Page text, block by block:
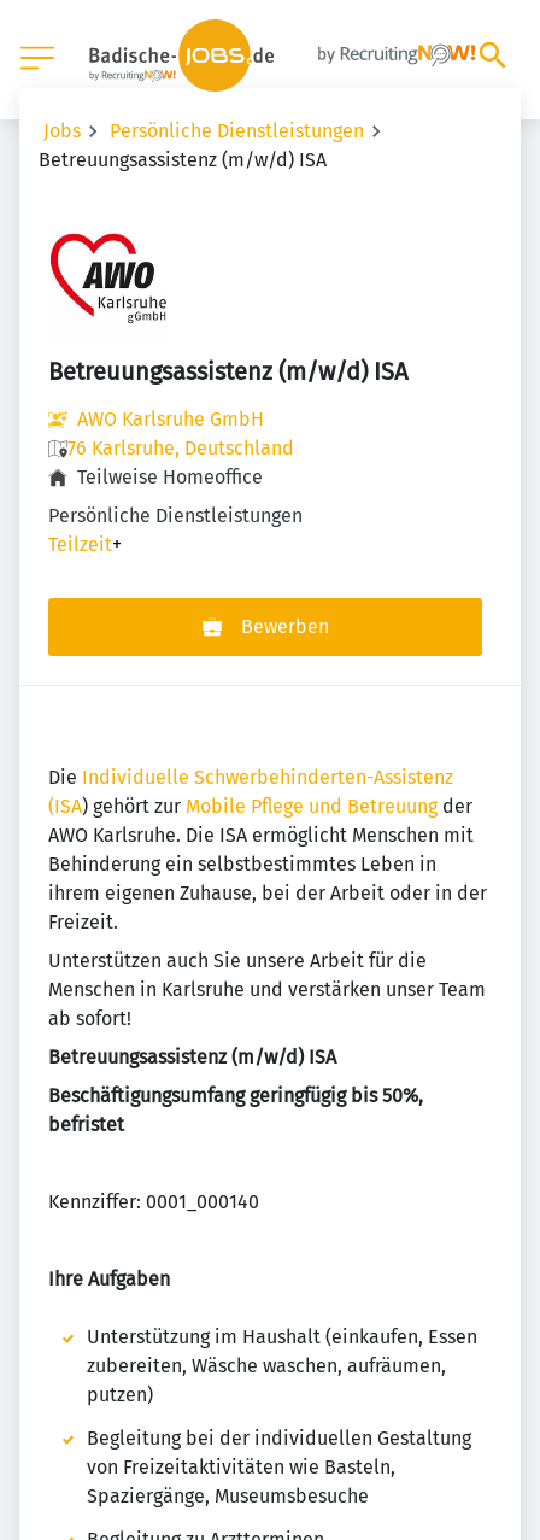
Jobs
Persönliche Dienstleistungen
Betreuungsassistenz (m/w/d) ISA
Betreuungsassistenz (m/w/d) ISA
AWO Karlsruhe GmbH
76 Karlsruhe, Deutschland
Teilweise Homeoffice
Persönliche Dienstleistungen
Teilzeit+
Bewerben
Die Individuelle Schwerbehinderten-Assistenz
(ISA) gehört zur Mobile Pflege und Betreuungder
AWO Karlsruhe. Die ISA ermöglicht Menschen mit
Behinderung ein selbstbestimmtes Leben in
ihrem eigenen Zuhause, bei der Arbeit oder in der
Freizeit.
Unterstützen auch Sie unsere Arbeit für die
Menschen in Karlsruhe und verstärken unser Team
ab sofort!
Betreuungsassistenz (m/w/d) ISA
Beschäftigungsumfang geringfügig bis 50%,
befristet
Kennziffer: 0001_000140
Ihre Aufgaben
Unterstützung im Haushalt (einkaufen, Essen
zubereiten, Wäsche waschen, aufräumen,
putzen)
Begleitung bei der individuellen Gestaltung
von Freizeitaktivitäten wie Basteln,
Spaziergänge, Museumsbesuche